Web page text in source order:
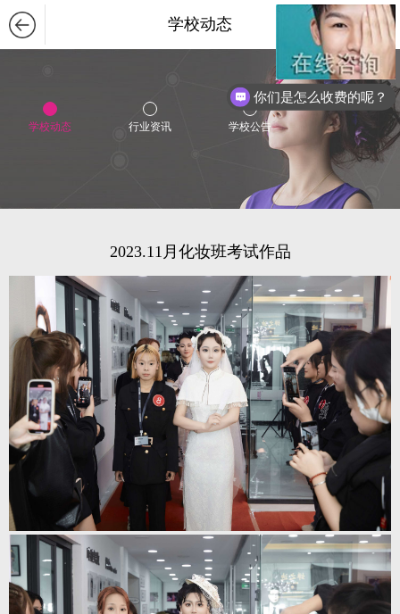
学校动态
学校动态 行业资讯 学校公告
2023.11月化妆班考试作品
你们是怎么收费的呢？
现在有优惠活动么？